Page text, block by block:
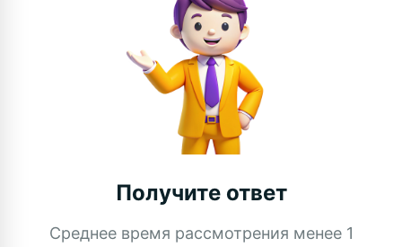
Получите ответ
Среднее время рассмотрения менее 1